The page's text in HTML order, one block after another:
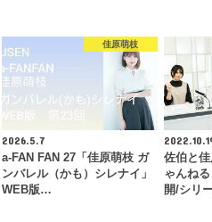
佳原萌枝
2026.5.7
a-FAN FAN 27「佳原萌枝 ガ
ンバレル（かも）シレナイ」
WEB版…
佐伯と
ゃんね
開/シリ